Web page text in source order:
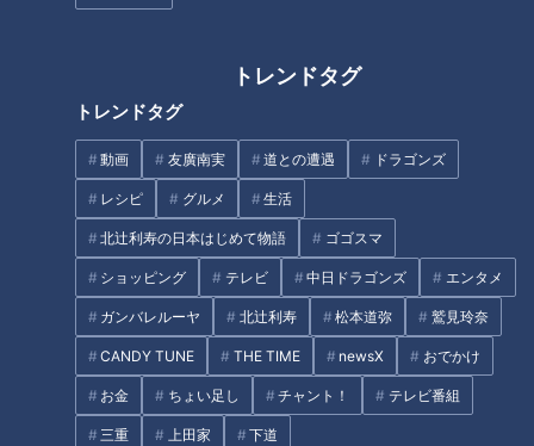
トレンドタグ
トレンドタグ
動画 友廣南実 道との遭遇 ドラゴンズ
レシピ グルメ 生活
北辻利寿の日本はじめて物語 ゴゴスマ
ショッピング テレビ 中日ドラゴンズ エンタメ
ガンバレルーヤ 北辻利寿 松本道弥 鷲見玲奈
CANDY TUNE THE TIME newsX おでかけ
お金 ちょい足し チャント！ テレビ番組
三重 上田家 下道
この記事の画像を見る
デララバ編集局
記事一覧
この記事を見たあなたへのおすすめ